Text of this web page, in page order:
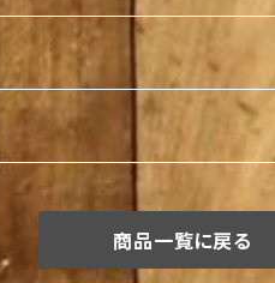
商品一覧に戻る